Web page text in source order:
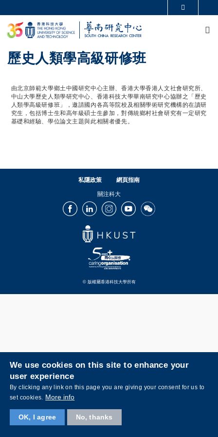
科大新聞
生活@科大
教授簡錄
歷史人類學高級研修班
由北京師範大學鄉土中國研究中心主辦、香港大學香港人文社會研究所、
中山大學歷史人類學研究中心、香港科技大學華南研究中心協辦之「歷史
人類學高級研修班」，邀請國內各高等院校及相關學術研究機構的在讀研
究生，包括博士生和高年級碩士生參加，對傳統鄉村社會研究有一定研究
基礎和經驗、學位論文主題與此相關者優先。
私隱政策 網頁指南
關注科大
FacebookLinkedInInstagramYoutubeWechat
© 版權屬香港科技大學所有
We use cookies on this site to enhance your
user experience
By clicking any link on this page you are giving your consent for us to
set cookies. More info
OK, I agree No, thanks